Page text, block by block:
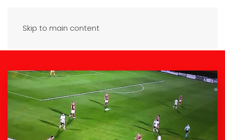
Skip to main content